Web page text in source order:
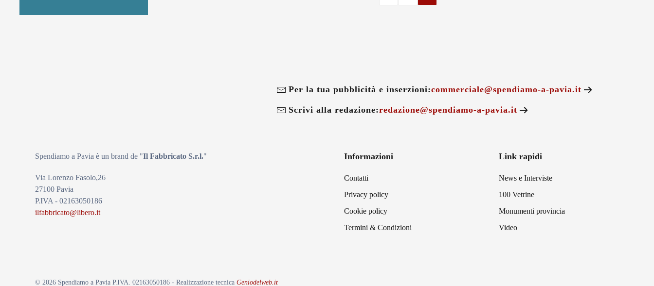
Per la tua pubblicità e inserzioni:commerciale@spendiamo-a-pavia.it
Scrivi alla redazione:redazione@spendiamo-a-pavia.it
Spendiamo a Pavia è un brand de "Il Fabbricato S.r.l."
Via Lorenzo Fasolo,26
27100 Pavia
P.IVA - 02163050186
ilfabbricato@libero.it
Informazioni
Contatti
Privacy policy
Cookie policy
Termini & Condizioni
Link rapidi
News e Interviste
100 Vetrine
Monumenti provincia
Video
© 2026 Spendiamo a Pavia P.IVA. 02163050186 - Realizzazione tecnica Geniodelweb.it